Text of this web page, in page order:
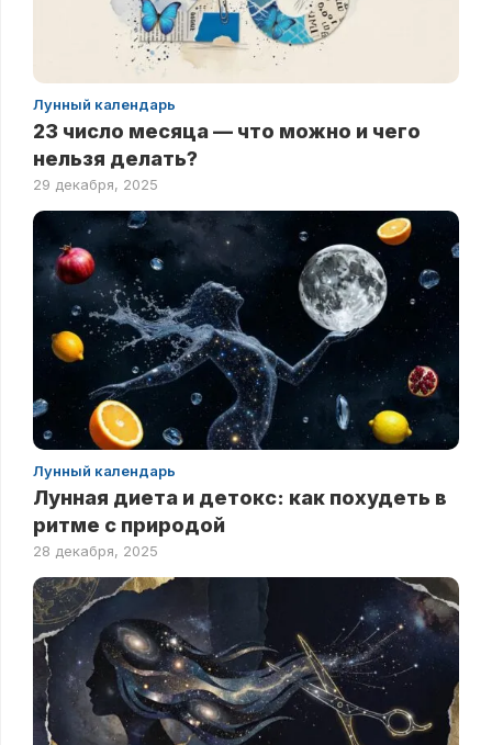
Лунный календарь
23 число месяца — что можно и чего
нельзя делать?
29 декабря, 2025
Лунный календарь
Лунная диета и детокс: как похудеть в
ритме с природой
28 декабря, 2025